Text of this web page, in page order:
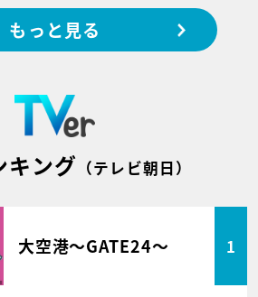
もっと見る
キング （テレビ朝日）
大空港～GATE24～ 1